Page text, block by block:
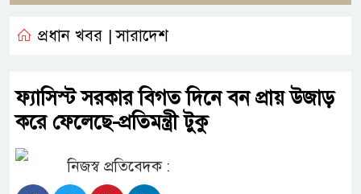
প্রধান খবর |সারাদেশ
ফ্যাসিস্ট সরকার বিগত দিনে বন প্রায় উজাড়
করে ফেলেছে-প্রতিমন্ত্রী টুকু
নিজস্ব প্রতিবেদক :